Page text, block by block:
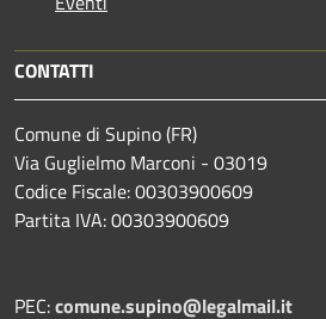
CONTATTI
Comune di Supino (FR)
Via Guglielmo Marconi - 03019
Codice Fiscale: 00303900609
Partita IVA: 00303900609
PEC:comune.supino@legalmail.it